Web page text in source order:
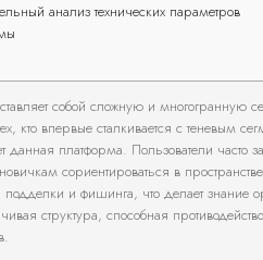
анализ технических параметров
собой сложную и многогранную
кто впервые сталкивается с теневым
данная платформа. Пользователи
сориентироваться в
подделки и фишинга, что делает
структура, способная